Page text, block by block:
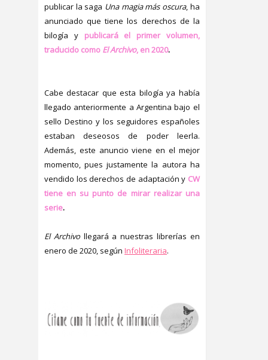
publicar la saga Una magia más oscura, ha
anunciado que tiene los derechos de la
bilogía y publicará el primer volumen,
traducido como El Archivo, en 2020.
Cabe destacar que esta bilogía ya había
llegado anteriormente a Argentina bajo el
sello Destino y los seguidores españoles
estaban deseosos de poder leerla.
Además, este anuncio viene en el mejor
momento, pues justamente la autora ha
vendido los derechos de adaptación y CW
tiene en su punto de mirar realizar una
serie.
El Archivollegará a nuestras librerías en
enero de 2020, según Infoliteraria.